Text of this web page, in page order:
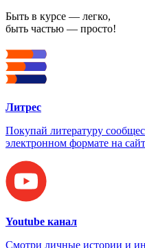
Быть в курсе — легко,
быть частью — просто!
Литрес
Покупай литературу
электронном формате на
Youtube канал
Смотри личные истории и